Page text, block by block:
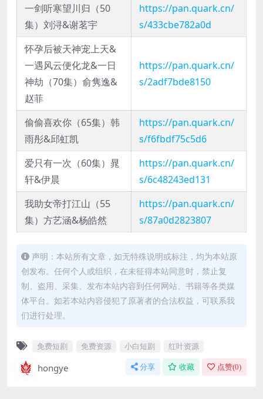
一剑听寒望川归（50
集）刘浔&谢茗宇
https://pan.quark.cn/
s/433cbe782a0d
怀孕后被天神宠上天&
一遇风云便化龙&一日
神劫（70集）俞隽逸&
赵菲
https://pan.quark.cn/
s/2adf7bde8150
偷偷喜欢你（65集）韩
雨彤&邱虹凯
https://pan.quark.cn/
s/f6fbdf75c5d6
爱只有一次（60集）晁
轩&伊晨
https://pan.quark.cn/
s/6c48243ed131
我助女帝打江山（55
集）方艺涵&杨皓然
https://pan.quark.cn/
s/87a0d2823807
声明：本站所有文章，如无特殊说明或标注，均为本站原
创发布。任何个人或组织，在未征得本站同意时，禁止复
制、盗用、采集、发布本站内容到任何网站、书籍等各类媒
体平台。如若本站内容侵犯了原著者的合法权益，可联系我
们进行处理。
免费短剧 免费资源 小白短剧 红叶资源
hongye 分享 收藏 点赞(0)